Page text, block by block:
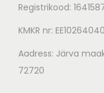
Registrikood:
KMKR nr:
Aadress: Järva
72720